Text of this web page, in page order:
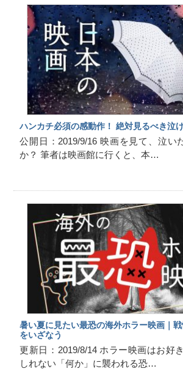
ハンカチ必須の感動作！ 絶対見るべき泣
公開日：2019/9/16 映画を見て、泣い
か？ 筆者は映画館に行くと、本…
暑い夏に見たい最恐の海外ホラー映画｜
をいざなう
更新日：2019/8/14 ホラー映画はお好
しれない「何か」に襲われる恐…